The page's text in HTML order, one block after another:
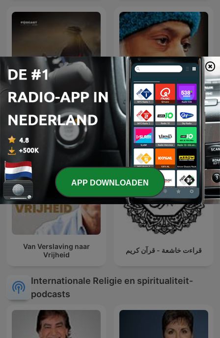
عمر Osho Hindi Podcast
Van Verslaving naar
Vrijheid
قراءت خاشعة - قرآن كريم
Internationale Religie en spiritualiteit-
podcasts
APP DOWNLOADEN